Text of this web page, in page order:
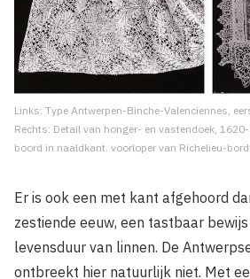
Links: Type Antwerpen-Binche-Valenciennes,
Rechts: Detail van honger- en vastendoek,
boord in naaldkant. voorloper van Richelieu-
Er is ook een met kant afgehoord
zestiende eeuw, een tastbaar
levensduur van linnen. De
ontbreekt hier natuurlijk niet. Met